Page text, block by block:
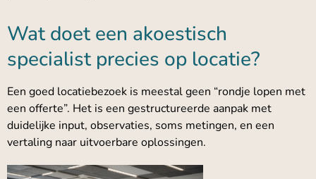
Wat doet een akoestisch
specialist precies op locatie?
Een goed locatiebezoek is meestal geen “rondje lopen met
een offerte”. Het is een gestructureerde aanpak met
duidelijke input, observaties, soms metingen, en een
vertaling naar uitvoerbare oplossingen.